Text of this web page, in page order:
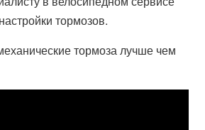
тормозов.
тормоза лучше чем